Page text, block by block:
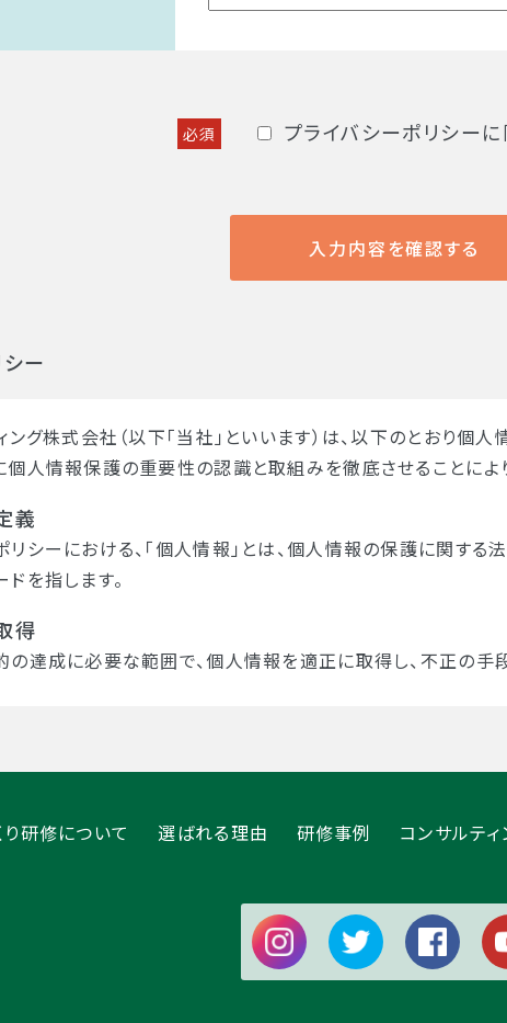
必須 プライバシーポリシーに
ー
ング株式会社（以下「当社」といいます）は、以下のとおり
個人情報保護の重要性の認識と取組みを徹底させることによ
義
シーにおける、「個人情報」とは、個人情報の保護に関す
を指します。
得
の達成に必要な範囲で、個人情報を適正に取得し、不正の手
ける商品の発送、関連するアフターサービス、新商品サー
関する規約等の変更等の通知
められた場合を除き、あらかじめ利用者の同意を得ないで、
研修について 選ばれる理由 研修事例 コンサルテ